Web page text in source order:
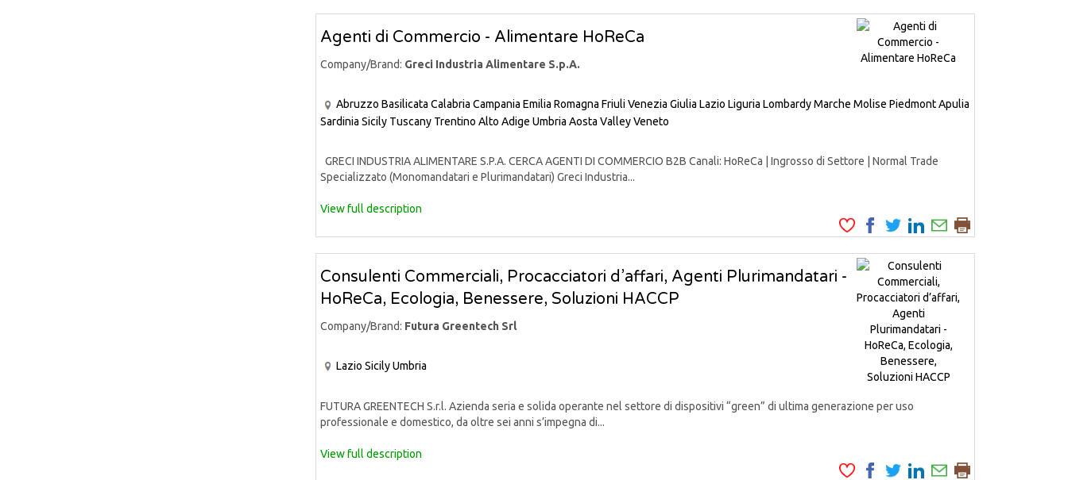
Agenti di Commercio - Alimentare HoReCa
Company/Brand: Greci Industria Alimentare S.p.A.
Abruzzo Basilicata Calabria Campania Emilia Romagna Friuli Venezia Giulia Lazio Liguria LombardyMarche Molise PiedmontApulia
Sardinia Sicily Tuscany Trentino Alto Adige Umbria Aosta ValleyVeneto
GRECI INDUSTRIA ALIMENTARE S.P.A. CERCA AGENTI DI COMMERCIO B2B Canali: HoReCa | Ingrosso di Settore | Normal Trade
Specializzato (Monomandatari e Plurimandatari) Greci Industria...
View full description
Consulenti Commerciali, Procacciatori d’affari, Agenti Plurimandatari -
HoReCa, Ecologia, Benessere, Soluzioni HACCP
Company/Brand: Futura Greentech Srl
Lazio SicilyUmbria
FUTURA GREENTECH S.r.l. Azienda seria e solida operante nel settore di dispositivi “green” di ultima generazione per uso
professionale e domestico, da oltre sei anni s’impegna di...
View full description